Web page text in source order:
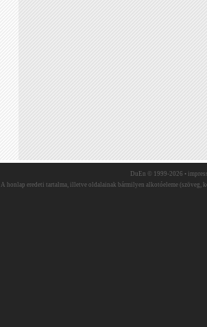
DuEn © 1999-2026 •
A honlap eredeti tartalma, illetve oldalainak bármilyen alkotóeleme (szöveg,